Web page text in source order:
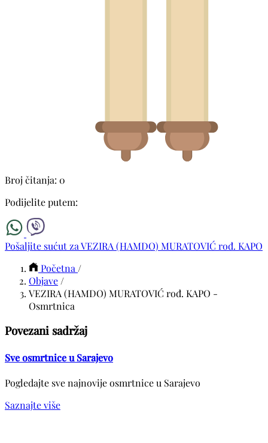
Broj čitanja: 0
Podijelite putem:
Pošaljite sućut za VEZIRA (HAMDO) MURATOVIĆ rođ. KAPO
Početna /
Objave /
VEZIRA (HAMDO) MURATOVIĆ rođ. KAPO -
Osmrtnica
Povezani sadržaj
Sve osmrtnice u Sarajevo
Pogledajte sve najnovije osmrtnice u Sarajevo
Saznajte više